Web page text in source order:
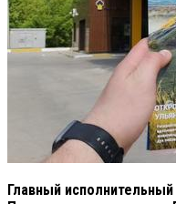
Главный